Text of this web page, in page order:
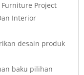
Project
Interior
desain produk
baku pilihan